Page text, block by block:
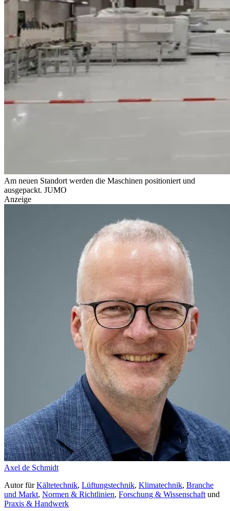
Am neuen Standort werden die Maschinen positioniert und
ausgepackt. JUMO
Anzeige
Axel de Schmidt
AutorfürKältetechnik, Lüftungstechnik, Klimatechnik, Branche
und Markt, Normen & Richtlinien, Forschung & Wissenschaftund
Praxis & Handwerk